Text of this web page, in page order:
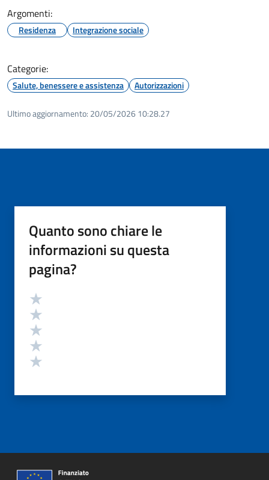
Argomenti:
Residenza Integrazione sociale
Categorie:
Salute, benessere e assistenza Autorizzazioni
Ultimo aggiornamento: 20/05/2026 10:28.27
Quanto sono chiare le
informazioni su questa
pagina?
Valutazione